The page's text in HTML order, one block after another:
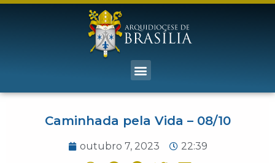
Caminhada pela Vida – 08/10
outubro 7, 2023 22:39